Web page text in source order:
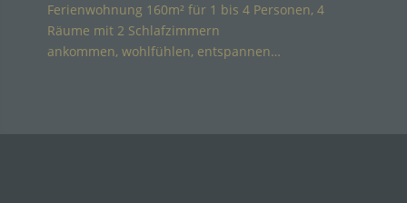
Ferienwohnung 160m² für 1 bis 4 Personen, 4
Räume mit 2 Schlafzimmern
ankommen, wohlfühlen, entspannen…